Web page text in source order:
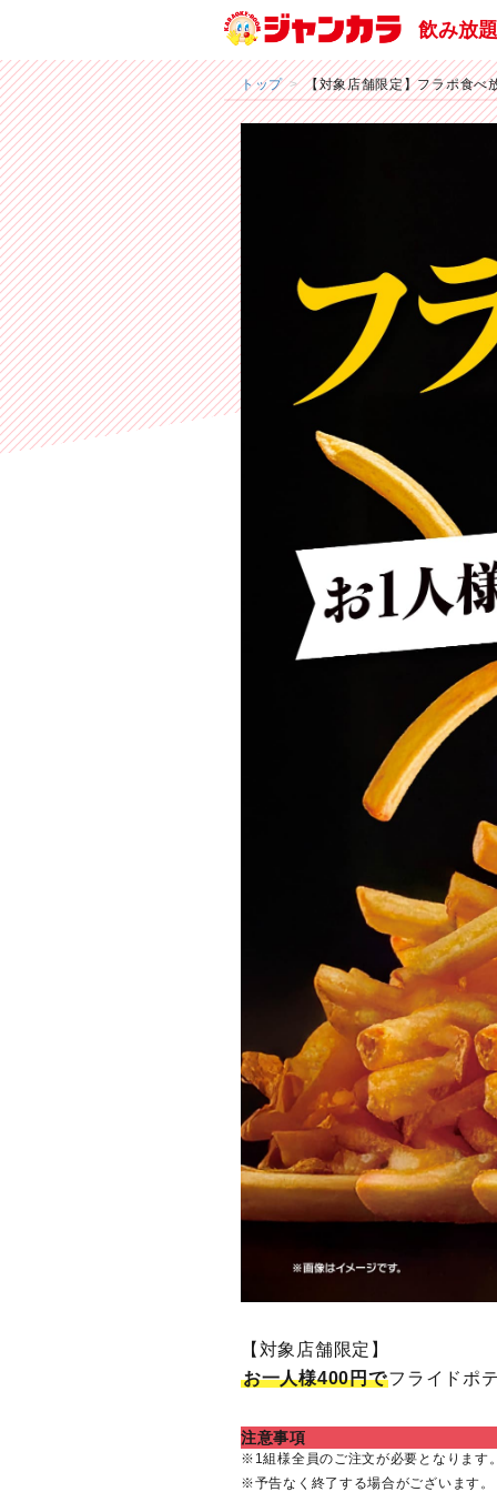
飲み放
トップ 【対象店舗限定】フラポ食べ
【対象店舗限定】
お一人様400円でフライドポ
注意事項
1組様全員のご注文が必要となります。
予告なく終了する場合がございます。